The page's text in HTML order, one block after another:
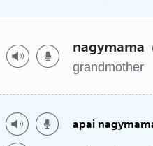
nagymama
grandmother
apai